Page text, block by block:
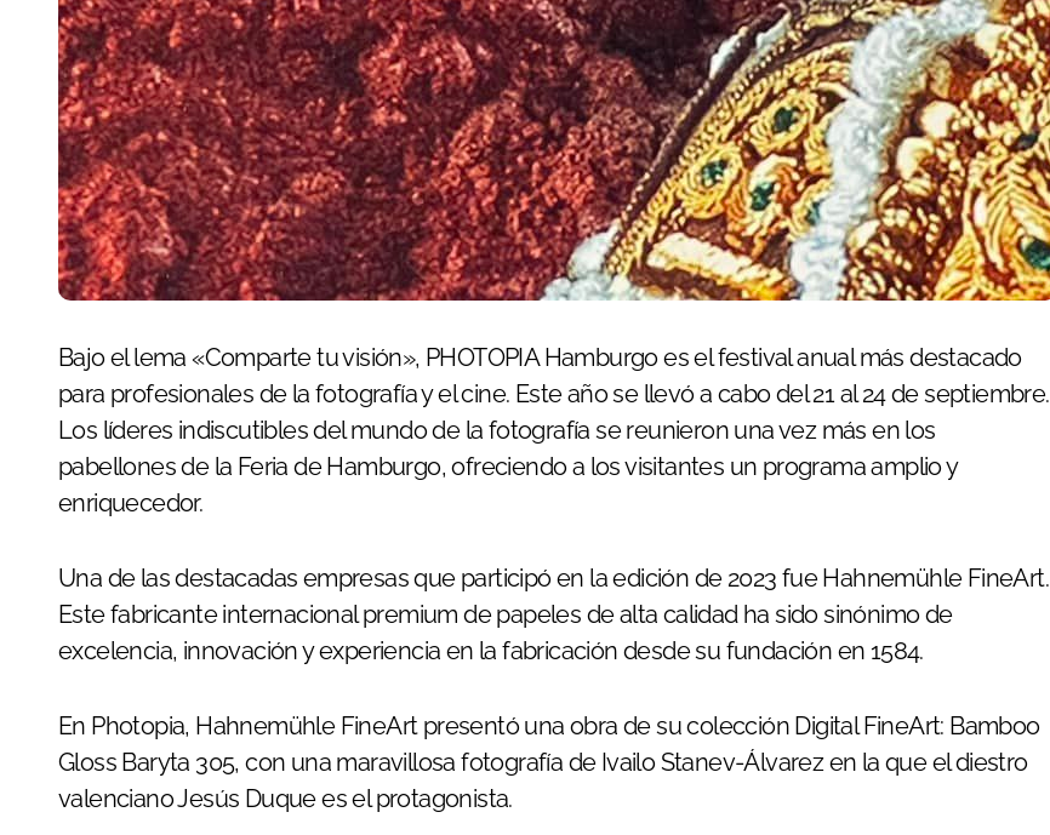
Bajo el lema «Comparte tu visión», PHOTOPIA Hamburgo es el festival anual más destacado
para profesionales de la fotografía y el cine. Este año se llevó a cabo del 21 al 24 de septiembre.
Los líderes indiscutibles del mundo de la fotografía se reunieron una vez más en los
pabellones de la Feria de Hamburgo, ofreciendo a los visitantes un programa amplio y
enriquecedor.
Una de las destacadas empresas que participó en la edición de 2023 fue Hahnemühle FineArt.
Este fabricante internacional premium de papeles de alta calidad ha sido sinónimo de
excelencia, innovación y experiencia en la fabricación desde su fundación en 1584.
En Photopia, Hahnemühle FineArt presentó una obra de su colección Digital FineArt: Bamboo
Gloss Baryta 305, con una maravillosa fotografía de Ivailo Stanev-Álvarez en la que el diestro
valenciano Jesús Duque es el protagonista.